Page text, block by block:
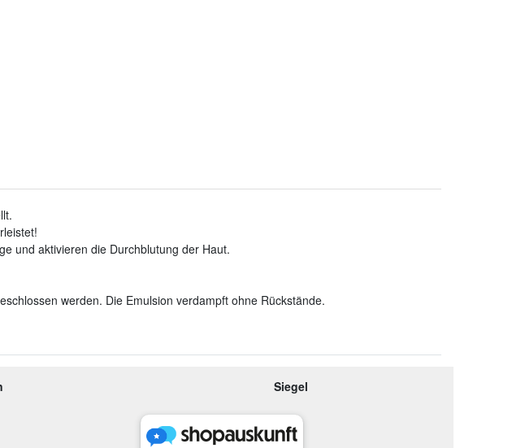
und aktivieren die Durchblutung der Haut.
werden. Die Emulsion verdampft ohne Rückstände.
Siegel